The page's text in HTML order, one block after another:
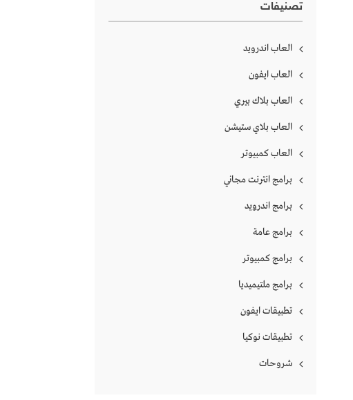
تصنيفات
العاب اندرويد
العاب ايفون
العاب بلاك بيري
العاب بلاي ستيشن
العاب كمبيوتر
برامج انترنت مجاني
برامج اندرويد
برامج عامة
برامج كمبيوتر
برامج ملتيميديا
تطبيقات ايفون
تطبيقات نوكيا
شروحات